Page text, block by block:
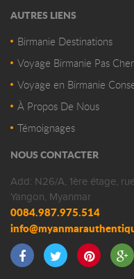
AUTRES LIENS
Birmanie Destinations
Voyage Birmanie Pas Cher
Voyage en Birmanie
À Propos De Nous
Témoignages
NOUS CONTACTER
Add: N26/A, 1ère étage,
Yangon, Myanmar
0084.987.975.514